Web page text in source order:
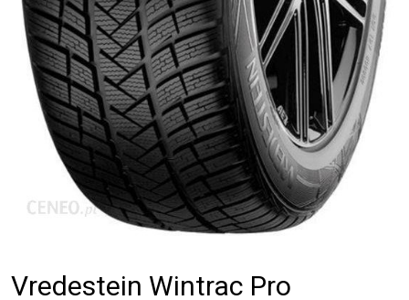
Vredestein Wintrac Pro